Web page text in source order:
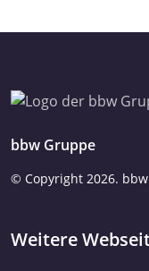
bbw Gruppe
© Copyright 2026.
Weitere